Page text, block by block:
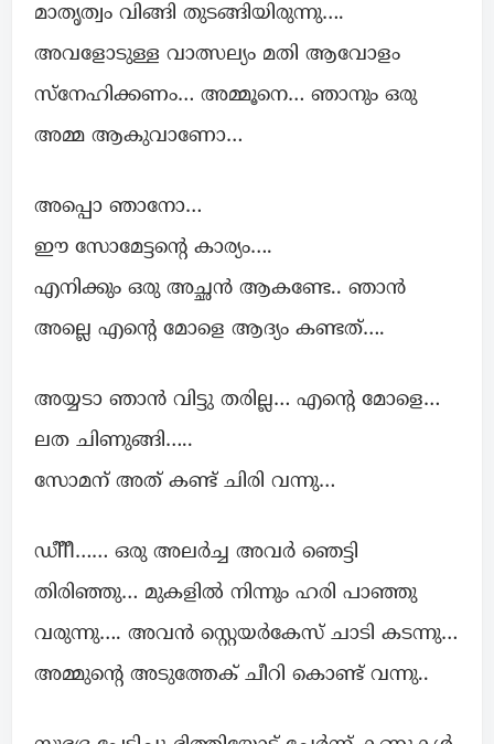
മാതൃത്വം വിങ്ങി തുടങ്ങിയിരുന്നു….
അവളോടുള്ള വാത്സല്യം മതി ആവോളം
സ്നേഹിക്കണം… അമ്മൂനെ… ഞാനും ഒരു
അമ്മ ആകുവാണോ…
അപ്പൊ ഞാനോ…
ഈ സോമേട്ടന്റെ കാര്യം….
എനിക്കും ഒരു അച്ഛൻ ആകണ്ടേ.. ഞാൻ
അല്ലെ എന്റെ മോളെ ആദ്യം കണ്ടത്….
അയ്യടാ ഞാൻ വിട്ടു തരില്ല… എന്റെ മോളെ…
ലത ചിണുങ്ങി…..
സോമന് അത് കണ്ട് ചിരി വന്നു…
ഡീീീ…… ഒരു അലർച്ച അവർ ഞെട്ടി
തിരിഞ്ഞു… മുകളിൽ നിന്നും ഹരി പാഞ്ഞു
വരുന്നു…. അവൻ സ്റ്റെയർകേസ് ചാടി കടന്നു…
അമ്മുന്റെ അടുത്തേക് ചീറി കൊണ്ട് വന്നു..